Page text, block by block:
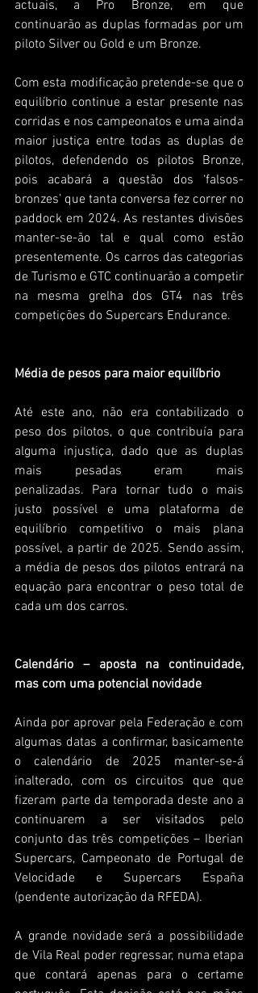
actuais, a Pro Bronze, em que
continuarão as duplas formadas por um
piloto Silver ou Gold e um Bronze.
Com esta modificação pretende-se que o
equilíbrio continue a estar presente nas
corridas e nos campeonatos e uma ainda
maior justiça entre todas as duplas de
pilotos, defendendo os pilotos Bronze,
pois acabará a questão dos ‘falsos-
bronzes’ que tanta conversa fez correr no
paddock em 2024. As restantes divisões
manter-se-ão tal e qual como estão
presentemente. Os carros das categorias
de Turismo e GTC continuarão a competir
na mesma grelha dos GT4 nas três
competições do Supercars Endurance.
Média de pesos para maior equilíbrio
Até este ano, não era contabilizado o
peso dos pilotos, o que contribuía para
alguma injustiça, dado que as duplas
mais pesadas eram mais
penalizadas. Para tornar tudo o mais
justo possível e uma plataforma de
equilíbrio competitivo o mais plana
possível, a partir de 2025. Sendo assim,
a média de pesos dos pilotos entrará na
equação para encontrar o peso total de
cada um dos carros.
Calendário – aposta na continuidade,
mas com uma potencial novidade
Ainda por aprovar pela Federação e com
algumas datas a confirmar, basicamente
o calendário de 2025 manter-se-á
inalterado, com os circuitos que que
fizeram parte da temporada deste ano a
continuarem a ser visitados pelo
conjunto das três competições – Iberian
Supercars, Campeonato de Portugal de
Velocidade e Supercars España
(pendente autorização da RFEDA).
A grande novidade será a possibilidade
de Vila Real poder regressar, numa etapa
que contará apenas para o certame